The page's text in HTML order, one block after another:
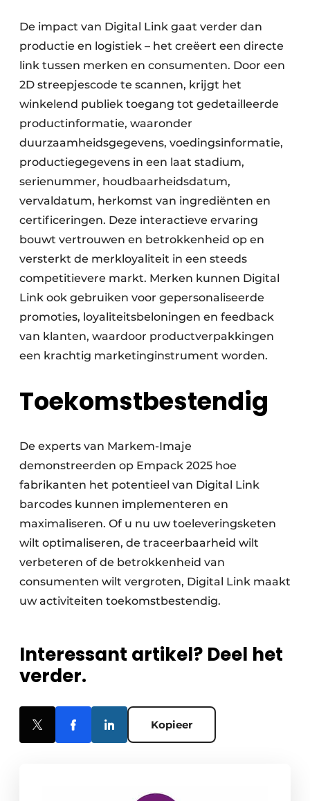
De impact van Digital Link gaat verder dan
productie en logistiek – het creëert een directe
link tussen merken en consumenten. Door een
2D streepjescode te scannen, krijgt het
winkelend publiek toegang tot gedetailleerde
productinformatie, waaronder
duurzaamheidsgegevens, voedingsinformatie,
productiegegevens in een laat stadium,
serienummer, houdbaarheidsdatum,
vervaldatum, herkomst van ingrediënten en
certificeringen. Deze interactieve ervaring
bouwt vertrouwen en betrokkenheid op en
versterkt de merkloyaliteit in een steeds
competitievere markt. Merken kunnen Digital
Link ook gebruiken voor gepersonaliseerde
promoties, loyaliteitsbeloningen en feedback
van klanten, waardoor productverpakkingen
een krachtig marketinginstrument worden.
Toekomstbestendig
De experts van Markem-Imaje
demonstreerden op Empack 2025 hoe
fabrikanten het potentieel van Digital Link
barcodes kunnen implementeren en
maximaliseren. Of u nu uw toeleveringsketen
wilt optimaliseren, de traceerbaarheid wilt
verbeteren of de betrokkenheid van
consumenten wilt vergroten, Digital Link maakt
uw activiteiten toekomstbestendig.
Interessant artikel? Deel het
verder.
Kopieer